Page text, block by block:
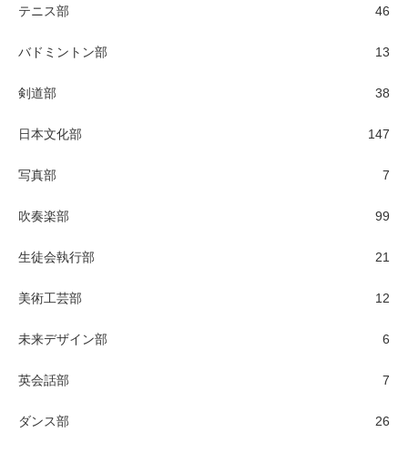
テニス部 46
バドミントン部 13
剣道部 38
日本文化部 147
写真部 7
吹奏楽部 99
生徒会執行部 21
美術工芸部 12
未来デザイン部 6
英会話部 7
ダンス部 26